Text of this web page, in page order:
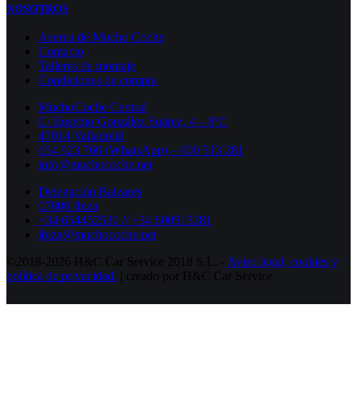
NOSOTROS
Acerca de Mucho Coche
Contacto
Talleres de montaje
Condiciones de compra
MuchoCoche Central
C/ Eusebio González Suárez, 4 – 8ºC
47014 Valladolid
654 923 760 (WhatsApp) – 600 513 281
info@muchocoche.net
Delegación Baleares
07800 Ibiza
+34 654452530 // +34 600513281
ibiza@muchocoche.net
©2018-2026 H&C Car Service 2018 S.L. - Aviso legal, cookies y
política de privacidad. | creado por H&C Car Service